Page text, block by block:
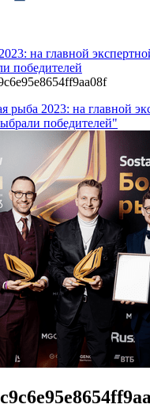
на главной
победителей
рыба 2023: на главной
победителей"